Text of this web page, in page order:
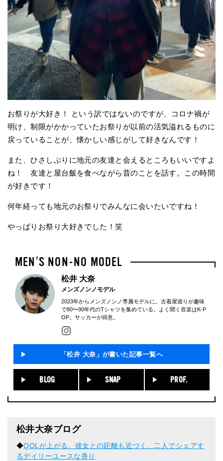
お祭りが大好き！ という訳ではないのですが、コロナ禍が
明け、制限がかかっていたお祭りが以前の活気溢れるものに
戻っていることが、懐かしい感じがして好きなんです！
また、ひさしぶりに地元の友達と会えるところもいいですよ
ね！ 友達と屋台飯を食べながら昔のことを話す。この時間
が好きです！
何年経っても地元のお祭りでみんなに会いたいですね！
やっぱりお祭り大好きでした！笑
松井 大奈
メンズノンノモデル
2023年からメンズノンノ専属モデルに。古着屋巡りが趣味
で80〜90年代のTシャツを集めている。よく聞く音楽はK-P
OP。サッカーが得意。
「松井 大奈」が書いた記事一覧へ
BLOG SNAP PROF.
松井大奈ブログ
◆QOLが上がる。彼女との距離も近づく。二人でシェアす
るデイリーユースな香り